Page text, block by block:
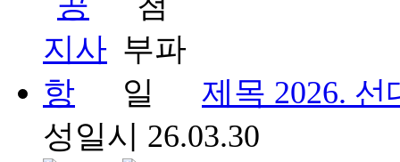
제목 2026.
성일시 26.03.30